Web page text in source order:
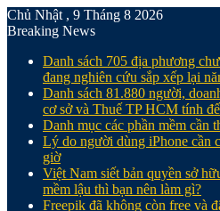
Chủ Nhật , 9 Tháng 8 2026
Breaking News
Danh sách 705 địa phương
đang nghiên cứu sắp xếp lại
Danh sách 81.880‬ người,
cơ sở và Thuế TP HCM tính
Danh mục các phần mềm cần
Lý do người dùng iPhone cần
giờ
Việt Nam siết bản quyền sở
mềm lậu thì bạn nên làm gì?
Freepik đã không còn free và